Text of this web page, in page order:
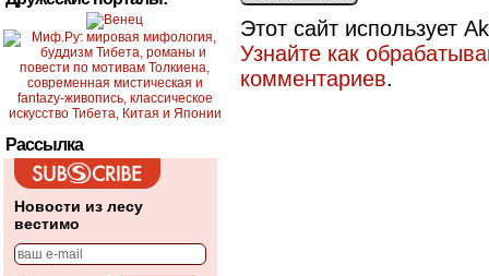
Рассылка
Новости из лесу
вестимо
Этот сайт использует
Узнайте как
комментариев.